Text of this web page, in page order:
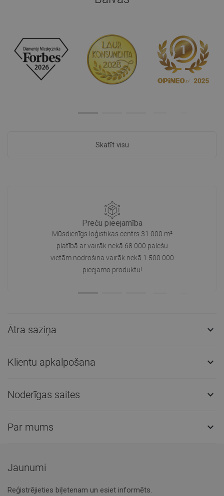
Skatīt visu
Preču pieejamība
Mūsdienīgs loģistikas centrs 31 000 m²
platībā ar vairāk nekā 68 000 palešu
vietām nodrošina vairāk nekā 1 500 000
pieejamo produktu!
Ātra saziņa 
Klientu apkalpošana 
Noderīgas saites 
Par mums 
Jaunumi
Reģistrējieties biļetenam un esiet informēts.